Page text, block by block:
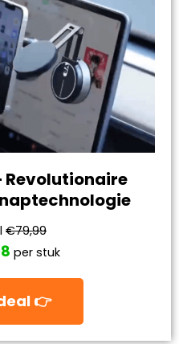
Revolutionaire
€79,99
per stuk
👉